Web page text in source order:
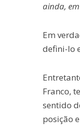
ainda,
Em
defini-lo
Franco,
sentido
posição